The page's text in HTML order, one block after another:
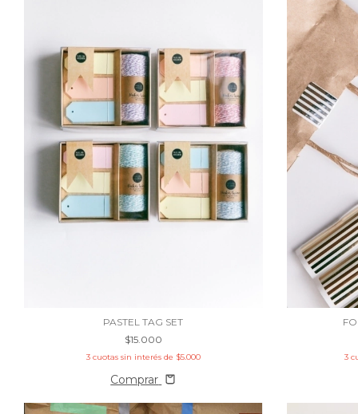
PASTEL TAG SET
$15.000
3 cuotas sin interés de $5.000
Comprar
3